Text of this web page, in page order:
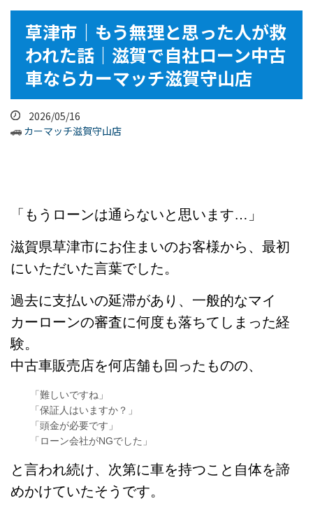
草津市｜もう無理と思った人が救
われた話｜滋賀で自社ローン中古
車ならカーマッチ滋賀守山店
2026/05/16
カーマッチ滋賀守山店
「もうローンは通らないと思います…」
滋賀県草津市にお住まいのお客様から、最初
にいただいた言葉でした。
過去に支払いの延滞があり、一般的なマイ
カーローンの審査に何度も落ちてしまった経
験。
中古車販売店を何店舗も回ったものの、
「難しいですね」
「保証人はいますか？」
「頭金が必要です」
「ローン会社がNGでした」
と言われ続け、次第に車を持つこと自体を諦
めかけていたそうです。